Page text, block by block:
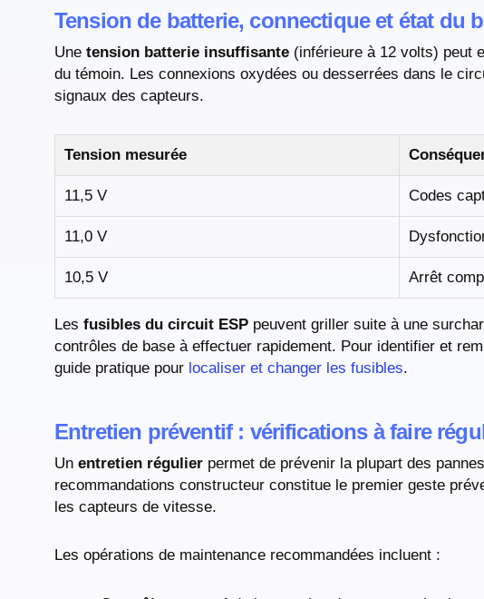
Tension de batterie, connectique et état du
Une tension batterie insuffisante (inférieure à 12 volts) peut
du témoin. Les connexions oxydées ou desserrées dans le
signaux des capteurs.
Tension mesurée
11,5 V Codes
11,0 V
10,5 V Arrêt
Les fusibles du circuit ESP peuvent griller suite à une
contrôles de base à effectuer rapidement. Pour identifier et
guide pratique pour localiser et changer les fusibles.
Entretien préventif : vérifications à faire
Un entretien régulier permet de prévenir la plupart des
recommandations constructeur constitue le premier geste
les capteurs de vitesse.
Les opérations de maintenance recommandées incluent :